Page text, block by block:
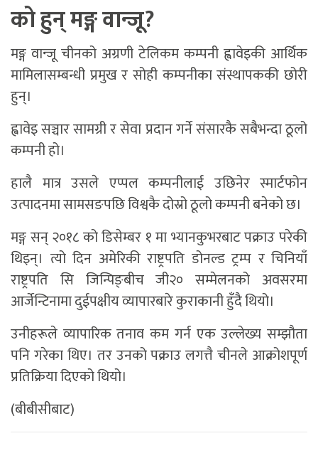
को हुन् मङ्ग वान्जू?
मङ्ग वान्जू चीनको अग्रणी टेलिकम कम्पनी ह्वावेइकी आर्थिक
मामिलासम्बन्धी प्रमुख र सोही कम्पनीका संस्थापककी छोरी
हुन्।
ह्वावेइ सञ्चार सामग्री र सेवा प्रदान गर्ने संसारकै सबैभन्दा ठूलो
कम्पनी हो।
हालै मात्र उसले एप्पल कम्पनीलाई उछिनेर स्मार्टफोन
उत्पादनमा सामसङपछि विश्वकै दोस्रो ठूलो कम्पनी बनेको छ।
मङ्ग सन् २०१८ को डिसेम्बर १ मा भ्यानकुभरबाट पक्राउ परेकी
थिइन्। त्यो दिन अमेरिकी राष्ट्रपति डोनल्ड ट्रम्प र चिनियाँ
राष्ट्रपति सि जिन्पिङ्बीच जी२० सम्मेलनको अवसरमा
आर्जेन्टिनामा दुईपक्षीय व्यापारबारे कुराकानी हुँदै थियो।
उनीहरूले व्यापारिक तनाव कम गर्न एक उल्लेख्य सम्झौता
पनि गरेका थिए। तर उनको पक्राउ लगत्तै चीनले आक्रोशपूर्ण
प्रतिक्रिया दिएको थियो।
(बीबीसीबाट)